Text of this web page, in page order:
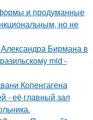
и продуманные
но не
Бирмана в
mid -
Копенгагена
- её главный зал